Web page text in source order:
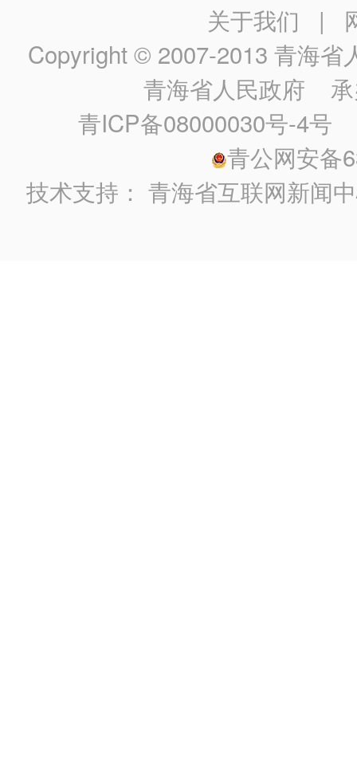
关于我们 |
Copyright © 2007-2013 青海省
青海省人民政府 承
青ICP备08000030号-4号
青公网安备
技术支持：青海省互联网新闻